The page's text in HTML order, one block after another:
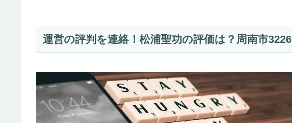
運営の評判を連絡！松浦聖功の評価は？周南市3226